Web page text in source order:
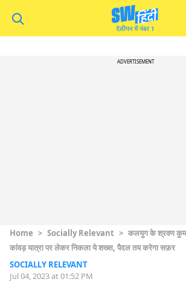
ADVERTISEMENT
Home > Socially Relevant > कलयुग के श्रवण
कांवड़ यात्रा पर लेकर निकला ये शख्स, पैदल तय करेगा सफ़र
SOCIALLY RELEVANT
Jul 04, 2023 at 01:52 PM